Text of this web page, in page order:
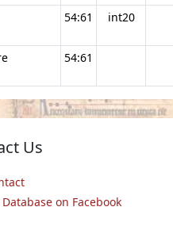
54:61 int20
54:61
Us
on Facebook